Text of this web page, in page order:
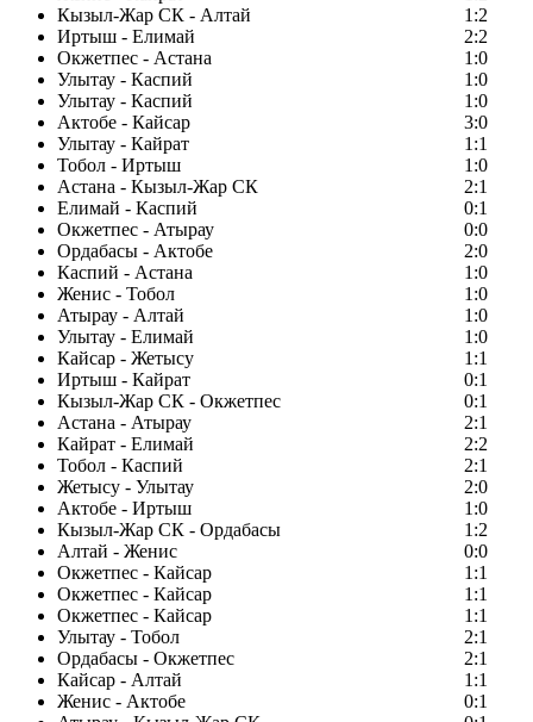
Кызыл-Жар СК - Алтай
1:2
Иртыш - Елимай
2:2
Окжетпес - Астана
1:0
Улытау - Каспий
1:0
Улытау - Каспий
1:0
Актобе - Кайсар
3:0
Улытау - Кайрат
1:1
Тобол - Иртыш
1:0
Астана - Кызыл-Жар СК
2:1
Елимай - Каспий
0:1
Окжетпес - Атырау
0:0
Ордабасы - Актобе
2:0
Каспий - Астана
1:0
Женис - Тобол
1:0
Атырау - Алтай
1:0
Улытау - Елимай
1:0
Кайсар - Жетысу
1:1
Иртыш - Кайрат
0:1
Кызыл-Жар СК - Окжетпес
0:1
Астана - Атырау
2:1
Кайрат - Елимай
2:2
Тобол - Каспий
2:1
Жетысу - Улытау
2:0
Актобе - Иртыш
1:0
Кызыл-Жар СК - Ордабасы
1:2
Алтай - Женис
0:0
Окжетпес - Кайсар
1:1
Окжетпес - Кайсар
1:1
Окжетпес - Кайсар
1:1
Улытау - Тобол
2:1
Ордабасы - Окжетпес
2:1
Кайсар - Алтай
1:1
Женис - Актобе
0:1